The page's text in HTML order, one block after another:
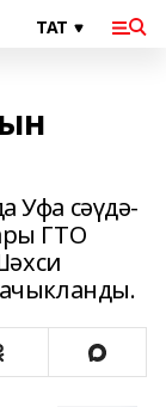
Уфа сәүдә-
ГТО